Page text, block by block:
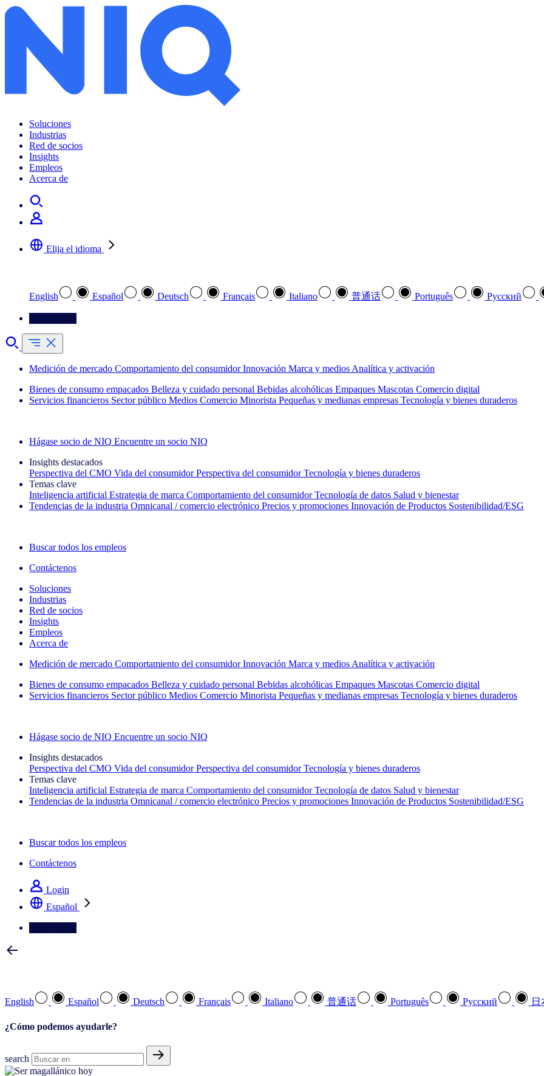
Soluciones
Industrias
Red de socios
Insights
Empleos
Acerca de
Elija el idioma
English Español Deutsch Français Italiano 普通话 Português Pусский
Medición de mercado Comportamiento del consumidor Innovación Marca y medios Analítica y activación
Bienes de consumo empacados Belleza y cuidado personal Bebidas alcohólicas Empaques Mascotas Comercio digital
Servicios financieros Sector público Medios Comercio Minorista Pequeñas y medianas empresas Tecnología y bienes duraderos
Hágase socio de NIQ Encuentre un socio NIQ
Insights destacados
Perspectiva del CMO Vida del consumidor Perspectiva del consumidor Tecnología y bienes duraderos
Temas clave
Inteligencia artificial Estrategia de marca Comportamiento del consumidor Tecnología de datos Salud y bienestar
Tendencias de la industria Omnicanal / comercio electrónico Precios y promociones Innovación de Productos Sostenibilidad/ESG
Buscar todos los empleos
Contáctenos
Soluciones
Industrias
Red de socios
Insights
Empleos
Acerca de
Medición de mercado Comportamiento del consumidor Innovación Marca y medios Analítica y activación
Bienes de consumo empacados Belleza y cuidado personal Bebidas alcohólicas Empaques Mascotas Comercio digital
Servicios financieros Sector público Medios Comercio Minorista Pequeñas y medianas empresas Tecnología y bienes duraderos
Hágase socio de NIQ Encuentre un socio NIQ
Insights destacados
Perspectiva del CMO Vida del consumidor Perspectiva del consumidor Tecnología y bienes duraderos
Temas clave
Inteligencia artificial Estrategia de marca Comportamiento del consumidor Tecnología de datos Salud y bienestar
Tendencias de la industria Omnicanal / comercio electrónico Precios y promociones Innovación de Productos Sostenibilidad/ESG
Buscar todos los empleos
Contáctenos
Login
Español
English Español Deutsch Français Italiano 普通话 Português Pусский 日
¿Cómo podemos ayudarle?
search